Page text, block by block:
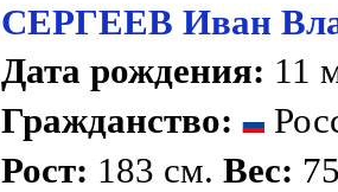
СЕРГЕЕВ Иван
Дата рождения: 11
Гражданство:
Рост: 183 см.Вес: